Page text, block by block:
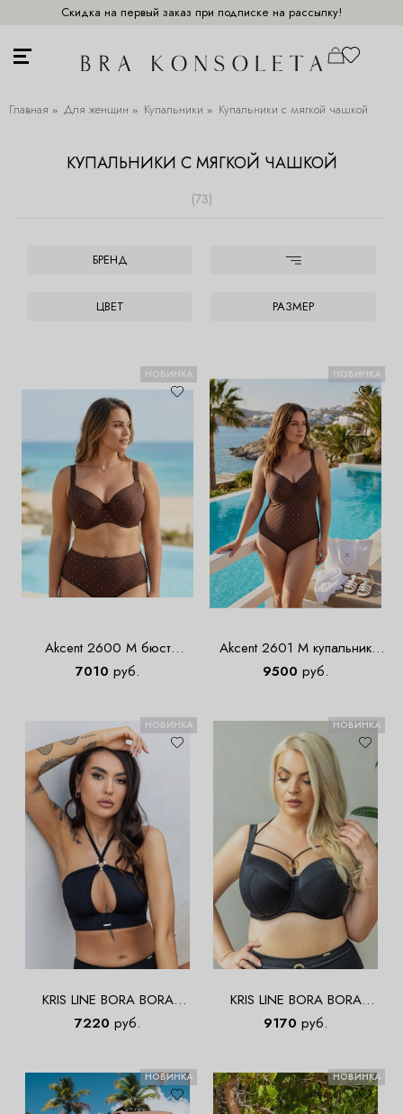
Скидка на первый заказ при подписке на рассылку!
Главная Для женщин Купальники Купальники с мягкой чашкой
КУПАЛЬНИКИ С МЯГКОЙ ЧАШКОЙ
(73)
БРЕНД
ЦВЕТ РАЗМЕР
НОВИНКА
Akcent 2600 M бюст
пляжный
7010 руб.
НОВИНКА
Akcent 2601 M купальник
совместный
9500 руб.
НОВИНКА
KRIS LINE BORA BORA
Bralettebikini Бюст купальный
7220 руб.
НОВИНКА
KRIS LINE BORA BORA
Softfullcup Бюст купальный
9170 руб.
НОВИНКА НОВИНКА